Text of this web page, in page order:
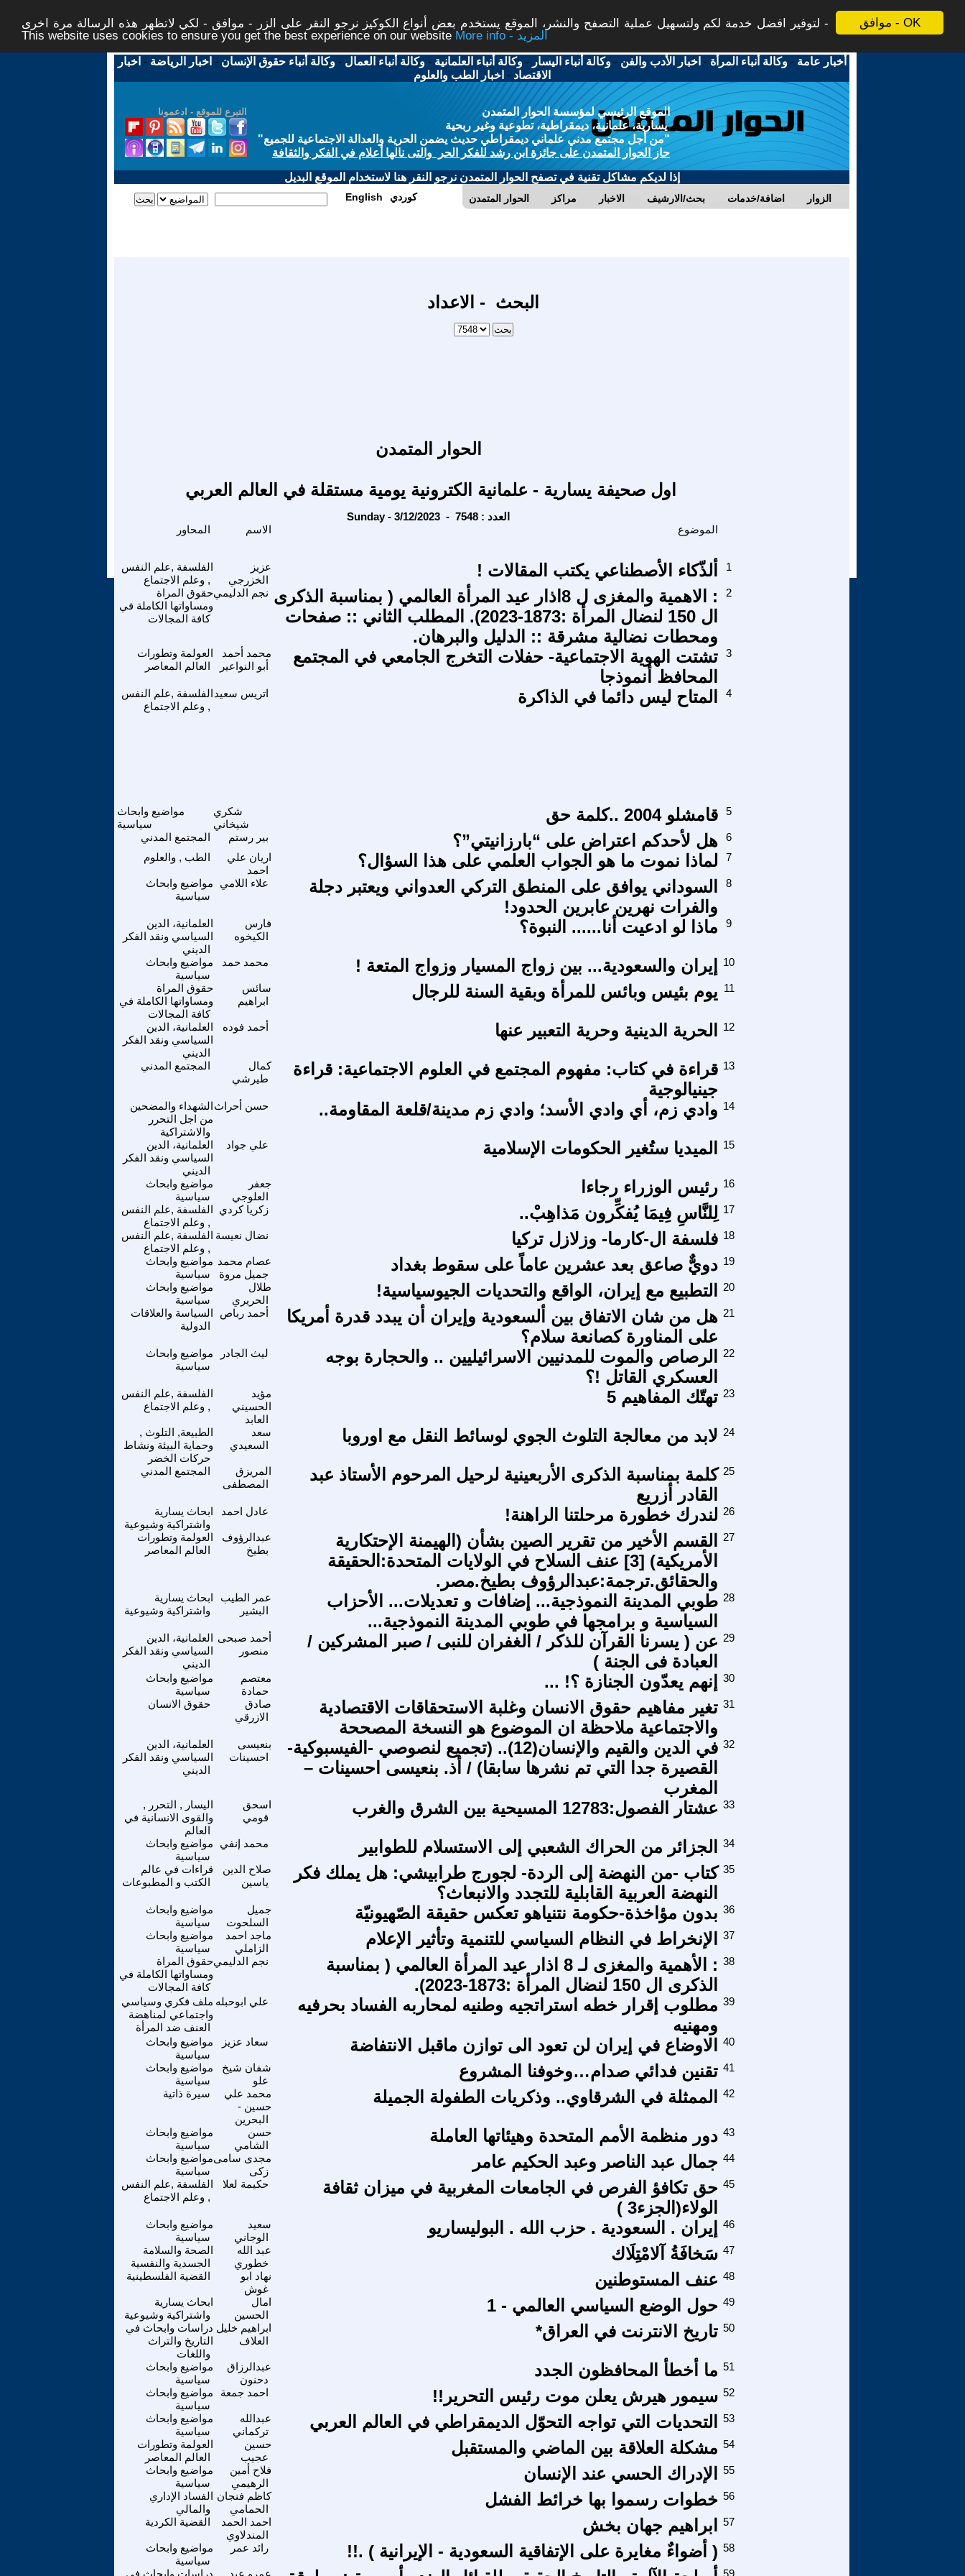
موافق - OK
لتوفير افضل خدمة لكم ولتسهيل عملية التصفح والنشر، الموقع يستخدم بعض أنواع الكوكيز نرجو النقر على الزر - موافق - لكي لاتظهر هذه الرسالة مرة اخرى -
This website uses cookies to ensure you get the best experience on our website
More info - المزيد
أخبار عامة -وكالة أنباء المرأة - اخبار الأدب والفن -وكالة أنباء اليسار -وكالة أنباء العلمانية -وكالة أنباء العمال -وكالة أنباء حقوق الإنسان - اخبار الرياضة - اخبار
الاقتصاد - اخبار الطب والعلوم
التبرع للموقع - ادعمونا
الموقع الرئيسي لمؤسسة الحوار المتمدن
يسارية، علمانية، ديمقراطية، تطوعية وغير ربحية
"من أجل مجتمع مدني علماني ديمقراطي حديث يضمن الحرية والعدالة الاجتماعية للجميع"
حاز الحوار المتمدن على جائزة ابن رشد للفكر الحر والتى نالها أعلام في الفكر والثقافة
إذا لديكم مشاكل تقنية في تصفح الحوار المتمدن نرجو النقر هنا لاستخدام الموقع البديل
الحوار المتمدن مراكز الاخبار بحث/الارشيف اضافة/خدمات الزوار English كوردي
البحث - الاعداد
الحوار المتمدن
اول صحيفة يسارية - علمانية الكترونية يومية مستقلة في العالم العربي
Sunday - 3/12/2023 - العدد : 7548
الاسم الموضوع
الفلسفة ,علم النفس
, وعلم الاجتماع
عزيز
الخزرجي
ألذّكاء الأصطناعي يكتب المقالات ! 1
حقوق المراة
ومساواتها الكاملة في
كافة المجالات
نجم الدليمي : الاهمية والمغزى ل 8اذار عيد المرأة العالمي ( بمناسبة الذكرى
ال 150 لنضال المرأة :1873-2023). المطلب الثاني :: صفحات
ومحطات نضالية مشرقة :: الدليل والبرهان.
2
العولمة وتطورات
العالم المعاصر
محمد أحمد
أبو النواعير
تشتت الهوية الاجتماعية- حفلات التخرج الجامعي في المجتمع
المحافظ أنموذجا
3
الفلسفة ,علم النفس
, وعلم الاجتماع
اتريس سعيد المتاح ليس دائما في الذاكرة 4
مواضيع وابحاث
سياسية
شكري
شيخاني
قامشلو 2004 ..كلمة حق 5
المجتمع المدني بير رستم هل لأحدكم اعتراض على “بارزانيتي”؟
6
الطب , والعلوم
اريان علي
احمد
لماذا نموت ما هو الجواب العلمي على هذا السؤال؟ 7
مواضيع وابحاث
سياسية
علاء اللامي
السوداني يوافق على المنطق التركي العدواني ويعتبر دجلة
والفرات نهرين عابرين الحدود!
8
العلمانية، الدين
السياسي ونقد الفكر
الديني
فارس
الكيخوه
ماذا لو ادعيت أنا...... النبوة؟ 9
مواضيع وابحاث
سياسية
محمد حمد إيران والسعودية... بين زواج المسيار وزواج المتعة ! 10
حقوق المراة
ومساواتها الكاملة في
كافة المجالات
سائس
ابراهيم
يوم بئيس وبائس للمرأة وبقية السنة للرجال 11
العلمانية، الدين
السياسي ونقد الفكر
الديني
أحمد فوده الحرية الدينية وحرية التعبير عنها 12
المجتمع المدني
كمال
طيرشي
قراءة في كتاب: مفهوم المجتمع في العلوم الاجتماعية: قراءة
جينيالوجية
13
الشهداء والمضحين
من اجل التحرر
والاشتراكية
حسن أحراث وادي زم، أي وادي الأسد؛ وادي زم مدينة/قلعة المقاومة.. 14
العلمانية، الدين
السياسي ونقد الفكر
الديني
علي جواد الميديا ستُغير الحكومات الإسلامية 15
مواضيع وابحاث
سياسية
جعفر
العلوجي
رئيس الوزراء رجاءا 16
الفلسفة ,علم النفس
, وعلم الاجتماع
زكريا كردي لِلنَّاسِ فِيمَا يُفكِّرون مَذاهِبْ.. 17
الفلسفة ,علم النفس
, وعلم الاجتماع
نضال نعيسة فلسفة ال-كارما- وزلازل تركيا 18
مواضيع وابحاث
سياسية
عصام محمد
جميل مروة
دويٌّ صاعق بعد عشرين عاماً على سقوط بغداد 19
مواضيع وابحاث
سياسية
طلال
الحريري
التطبيع مع إيران، الواقع والتحديات الجيوسياسية! 20
السياسة والعلاقات
الدولية
أحمد رباص
هل من شان الاتفاق بين ألسعودية وإيران أن يبدد قدرة أمريكا
على المناورة كصانعة سلام؟
21
مواضيع وابحاث
سياسية
ليث الجادر
الرصاص والموت للمدنيين الاسرائيليين .. والحجارة بوجه
العسكري القاتل !؟
22
الفلسفة ,علم النفس
, وعلم الاجتماع
مؤيد
الحسيني
العابد
تهتّك المفاهيم 5 23
الطبيعة, التلوث ,
وحماية البيئة ونشاط
حركات الخضر
سعد
السعيدي
لابد من معالجة التلوث الجوي لوسائط النقل مع اوروبا 24
المجتمع المدني
المريزق
المصطفى
كلمة بمناسبة الذكرى الأربعينية لرحيل المرحوم الأستاذ عبد
القادر أزريع
25
ابحاث يسارية
واشتراكية وشيوعية
عادل احمد لندرك خطورة مرحلتنا الراهنة! 26
العولمة وتطورات
العالم المعاصر
عبدالرؤوف
بطيخ
القسم الأخير من تقرير الصين بشأن (الهيمنة الإحتكارية
الأمريكية) [3] عنف السلاح في الولايات المتحدة:الحقيقة
والحقائق.ترجمة:عبدالرؤوف بطيخ.مصر.
27
ابحاث يسارية
واشتراكية وشيوعية
عمر الطيب
البشير
طوبي المدينة النموذجية... إضافات و تعديلات... الأحزاب
السياسية و برامجها في طوبي المدينة النموذجية...
28
العلمانية، الدين
السياسي ونقد الفكر
الديني
أحمد صبحى
منصور
عن ( يسرنا القرآن للذكر / الغفران للنبى / صبر المشركين /
العبادة فى الجنة )
29
مواضيع وابحاث
سياسية
معتصم
حمادة
إنهم يعدّون الجنازة ؟! ... 30
حقوق الانسان
صادق
الازرقي
تغير مفاهيم حقوق الانسان وغلبة الاستحقاقات الاقتصادية
والاجتماعية ملاحظة ان الموضوع هو النسخة المصححة
31
العلمانية، الدين
السياسي ونقد الفكر
الديني
بنعيسى
احسينات
في الدين والقيم والإنسان(12).. (تجميع لنصوصي -الفيسبوكية-
القصيرة جدا التي تم نشرها سابقا) / أذ. بنعيسى احسينات –
المغرب
32
اليسار , التحرر ,
والقوى الانسانية في
العالم
اسحق
قومي
عشتار الفصول:12783 المسيحية بين الشرق والغرب 33
مواضيع وابحاث
سياسية
محمد إنفي الجزائر من الحراك الشعبي إلى الاستسلام للطوابير 34
قراءات في عالم
الكتب و المطبوعات
صلاح الدين
ياسين
كتاب -من النهضة إلى الردة- لجورج طرابيشي: هل يملك فكر
النهضة العربية القابلية للتجدد والانبعاث؟
35
مواضيع وابحاث
سياسية
جميل
السلحوت
بدون مؤاخذة-حكومة نتنياهو تعكس حقيقة الصّهيونيّة 36
مواضيع وابحاث
سياسية
ماجد احمد
الزاملي
الإنخراط في النظام السياسي للتنمية وتأثير الإعلام 37
حقوق المراة
ومساواتها الكاملة في
كافة المجالات
نجم الدليمي
: الأهمية والمغزى لـ 8 اذار عيد المرأة العالمي ( بمناسبة
الذكرى ال 150 لنضال المرأة :1873-2023).
38
ملف فكري وسياسي
واجتماعي لمناهضة
العنف ضد المرأة
علي ابوحبله
مطلوب إقرار خطه استراتجيه وطنيه لمحاربه الفساد بحرفيه
ومهنيه
39
مواضيع وابحاث
سياسية
سعاد عزيز الاوضاع في إيران لن تعود الى توازن ماقبل الانتفاضة 40
مواضيع وابحاث
سياسية
شفان شيخ
علو
تقنين فدائي صدام…وخوفنا المشروع 41
سيرة ذاتية
محمد علي
حسين -
البحرين
الممثلة في الشرقاوي.. وذكريات الطفولة الجميلة 42
مواضيع وابحاث
سياسية
حسن
الشامي
دور منظمة الأمم المتحدة وهيئاتها العاملة 43
مواضيع وابحاث
سياسية
مجدى سامى
زكى
جمال عبد الناصر وعبد الحكيم عامر 44
الفلسفة ,علم النفس
, وعلم الاجتماع
حكيمة لعلا
حق تكافؤ الفرص في الجامعات المغربية في ميزان ثقافة
الولاء(الجزء3 )
45
مواضيع وابحاث
سياسية
سعيد
الوجاني
إيران . السعودية . حزب الله . البوليساريو 46
الصحة والسلامة
الجسدية والنفسية
عبد الله
خطوري
سَخافَةُ آلامْتِلَاك 47
القضية الفلسطينية
نهاد ابو
غوش
عنف المستوطنين 48
ابحاث يسارية
واشتراكية وشيوعية
امال
الحسين
حول الوضع السياسي العالمي - 1 49
دراسات وابحاث في
التاريخ والتراث
واللغات
ابراهيم خليل
العلاف
تاريخ الانترنت في العراق* 50
مواضيع وابحاث
سياسية
عبدالرزاق
دحنون
ما أخطأ المحافظون الجدد 51
مواضيع وابحاث
سياسية
احمد جمعة سيمور هيرش يعلن موت رئيس التحرير!! 52
مواضيع وابحاث
سياسية
عبدالله
تركماني
التحديات التي تواجه التحوّل الديمقراطي في العالم العربي 53
العولمة وتطورات
العالم المعاصر
حسين
عجيب
مشكلة العلاقة بين الماضي والمستقبل 54
مواضيع وابحاث
سياسية
فلاح أمين
الرهيمي
الإدراك الحسي عند الإنسان 55
الفساد الإداري
والمالي
كاظم فنجان
الحمامي
خطوات رسموا بها خرائط الفشل 56
القضية الكردية
احمد الحمد
المندلاوي
ابراهيم جهان بخش 57
مواضيع وابحاث
سياسية
رائد عمر ( أضواءٌ مغايرة على الإتفاقية السعودية - الإيرانية ) .!! 58
دراسات وابحاث في عمرو عبد 59